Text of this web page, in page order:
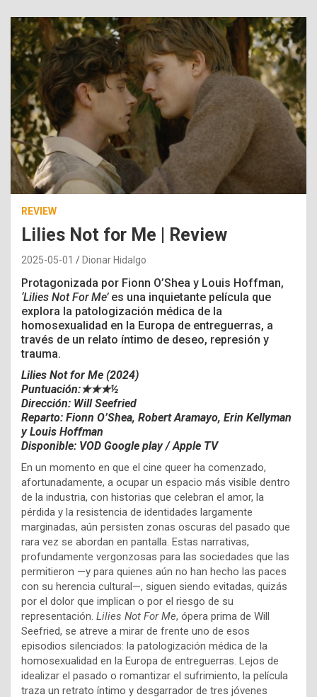
REVIEW
Lilies Not for Me | Review
2025-05-01 Dionar Hidalgo
Protagonizada por Fionn O’Shea y Louis Hoffman,
‘Lilies Not For Me’es una inquietante película que
explora la patologización médica de la
homosexualidad en la Europa de entreguerras, a
través de un relato íntimo de deseo, represión y
trauma.
Lilies Not for Me (2024)
Puntuación:★★★½
Dirección: Will Seefried
Reparto: Fionn O’Shea, Robert Aramayo, Erin Kellyman
y Louis Hoffman
Disponible: VOD Google play / Apple TV
En un momento en que el cine queer ha comenzado,
afortunadamente, a ocupar un espacio más visible dentro
de la industria, con historias que celebran el amor, la
pérdida y la resistencia de identidades largamente
marginadas, aún persisten zonas oscuras del pasado que
rara vez se abordan en pantalla. Estas narrativas,
profundamente vergonzosas para las sociedades que las
permitieron —y para quienes aún no han hecho las paces
con su herencia cultural—, siguen siendo evitadas, quizás
por el dolor que implican o por el riesgo de su
representación. Lilies Not For Me, ópera prima de Will
Seefried, se atreve a mirar de frente uno de esos
episodios silenciados: la patologización médica de la
homosexualidad en la Europa de entreguerras. Lejos de
idealizar el pasado o romantizar el sufrimiento, la película
traza un retrato íntimo y desgarrador de tres jóvenes